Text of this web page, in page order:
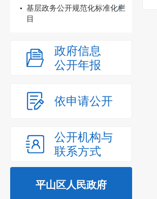
基层政务公开规范化标准化栏
目
政府信息
公开年报
依申请公开
公开机构与
联系方式
平山区人民政府